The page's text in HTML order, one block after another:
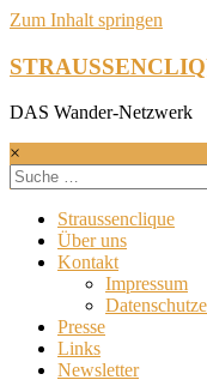
Zum Inhalt springen
DAS Wander-Netzwerk
×
Straussenclique
Über uns
Kontakt
Impressum
Presse
Links
Newsletter